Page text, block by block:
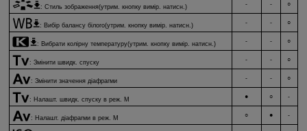
:Стиль зображення(утрим. кнопку вимір. натисн.) - - ○
: Вибір балансу білого(утрим. кнопку вимір. натисн.) - - ○
: Вибрати колірну температуру(утрим. кнопку вимір. натисн.) - - ○
:Змінити швидк. спуску - - ○
:Змінити значення діафрагми - - ○
: Налашт. швидк. спуску в реж. M ● ○ -
: Налашт. діафрагми в реж. M ○ ● -